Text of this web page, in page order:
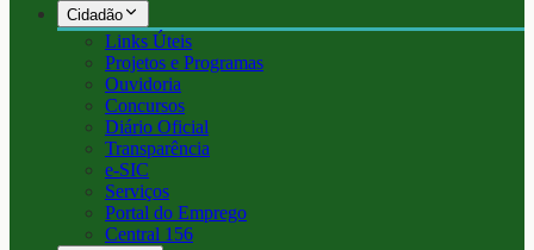
Cidadão
Links Úteis
Projetos e Programas
Ouvidoria
Concursos
Diário Oficial
Transparência
e-SIC
Serviços
Portal do Emprego
Central 156